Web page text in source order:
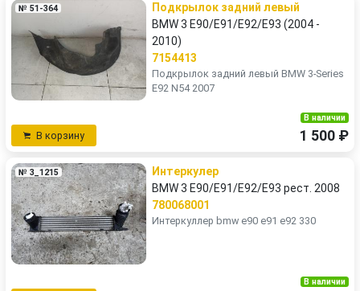
№ 51-364
Подкрылок задний левый
BMW 3 E90/E91/E92/E93 (2004 -
2010)
7154413
Подкрылок задний левый BMW 3-Series
E92 N54 2007
В корзину
В наличии
1 500 ₽
№ 3_1215
Интеркулер
BMW 3 E90/E91/E92/E93 рест. 2008
780068001
Интеркуллер bmw e90 e91 e92 330
В наличии